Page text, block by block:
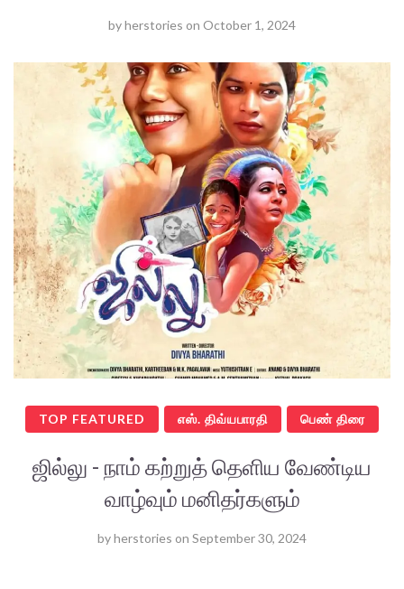
byherstories on October 1, 2024
TOP FEATURED எஸ். திவ்யபாரதி பெண் திரை
ஜில்லு - நாம் கற்றுத் தெளிய வேண்டிய
வாழ்வும் மனிதர்களும்
byherstories on September 30, 2024